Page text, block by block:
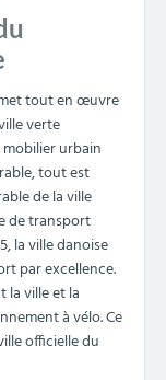
tout en œuvre
verte
urbain
tout est
de la ville
de transport
la ville danoise
par excellence.
la ville et la
à vélo. Ce
officielle du